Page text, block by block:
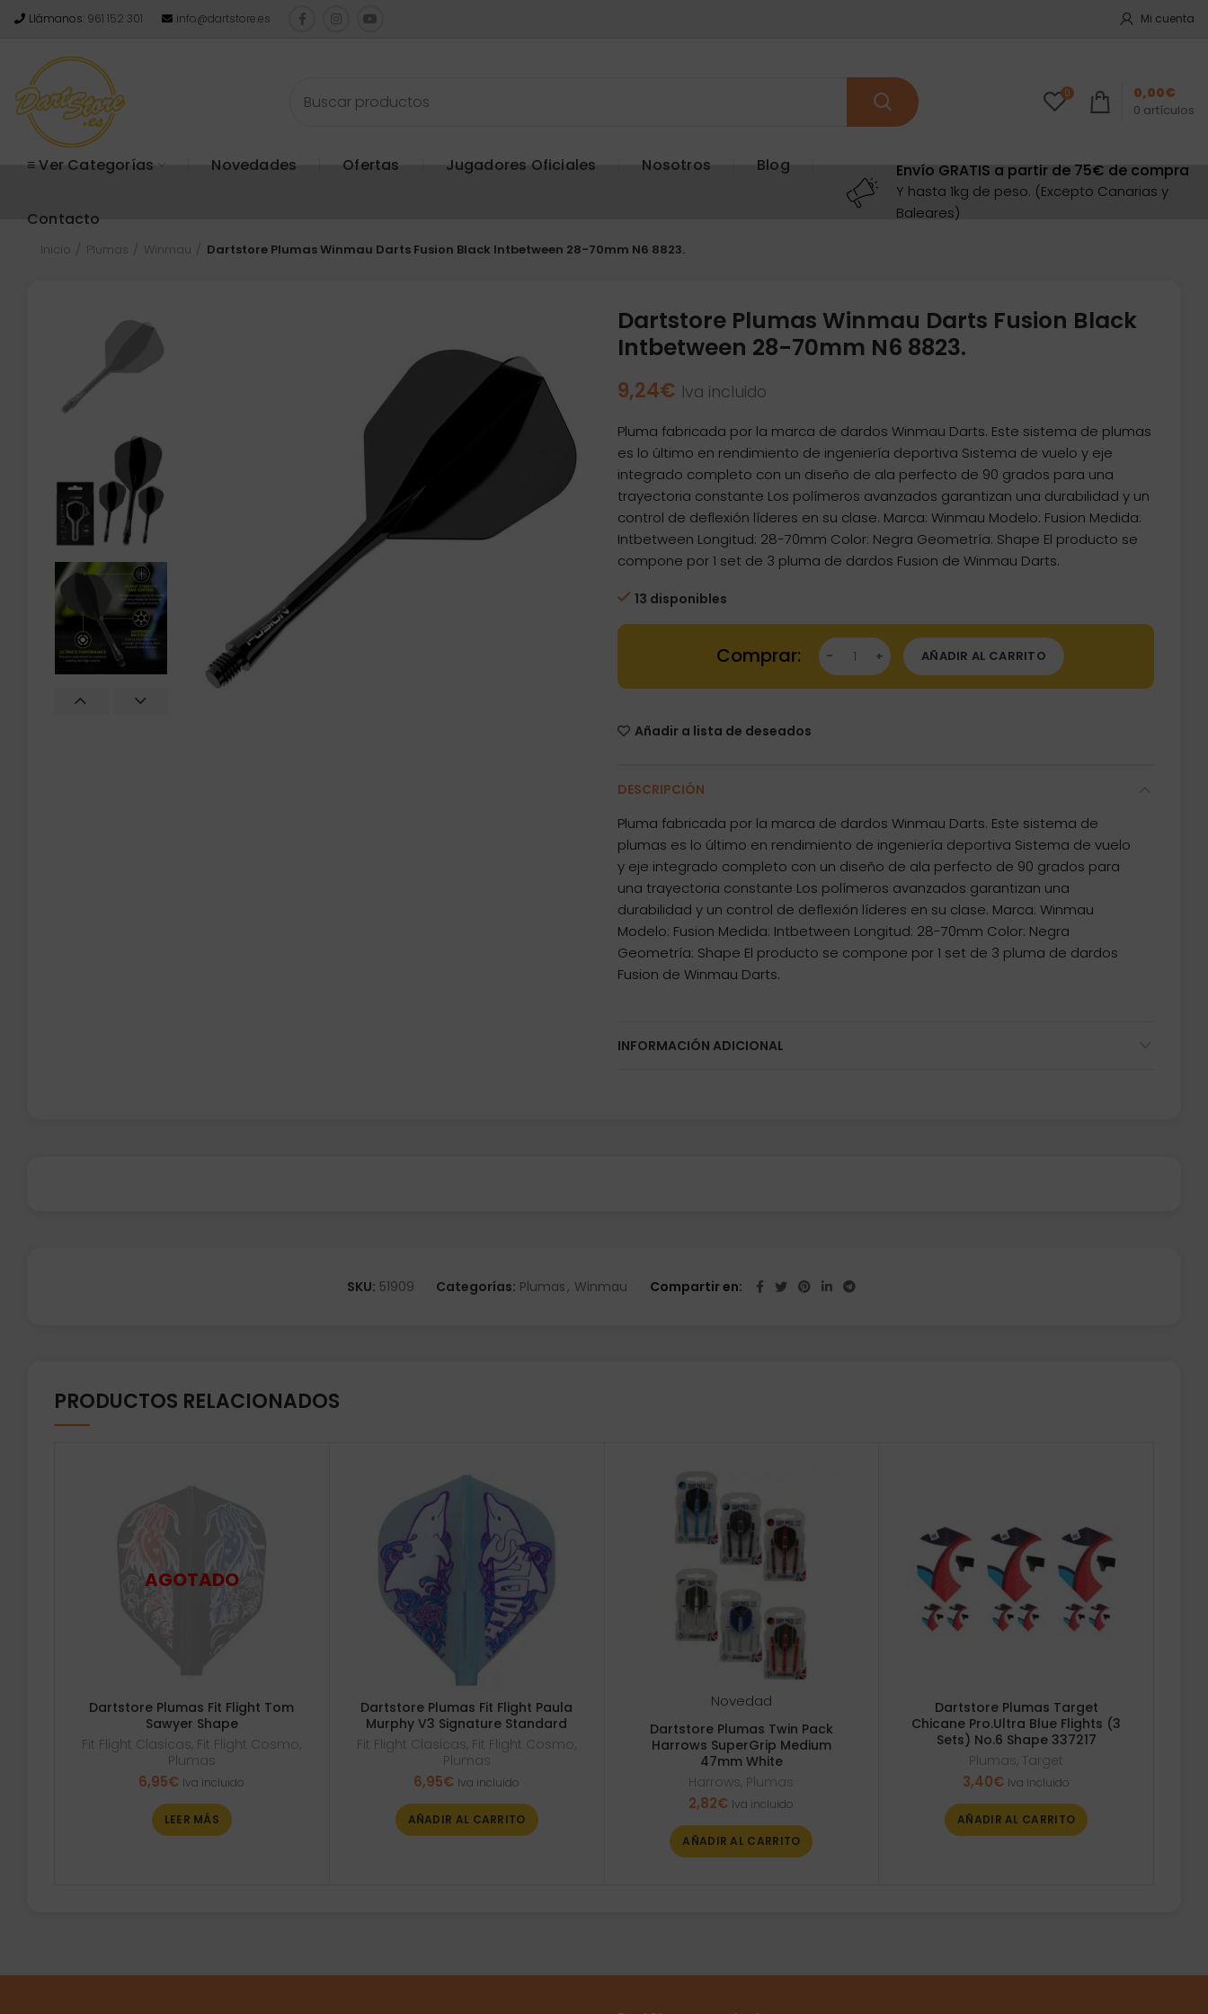
Llámanos: 961 152 301 info@dartstore.es Mi cuenta
0
0 artículos
0,00€
≡ Ver Categorías Novedades Ofertas Jugadores Oficiales Nosotros Blog
Contacto
Envío GRATIS a partir de 75€ de compra
Y hasta 1kg de peso. (Excepto Canarias y
Baleares)
Inicio Plumas Winmau Dartstore Plumas Winmau Darts Fusion Black Intbetween 28-70mm N6 8823.
Dartstore Plumas Winmau Darts Fusion Black
Intbetween 28-70mm N6 8823.
9,24€ Iva incluido
Pluma fabricada por la marca de dardos Winmau Darts. Este sistema de plumas
es lo último en rendimiento de ingeniería deportiva Sistema de vuelo y eje
integrado completo con un diseño de ala perfecto de 90 grados para una
trayectoria constante Los polímeros avanzados garantizan una durabilidad y un
control de deflexión líderes en su clase. Marca: Winmau Modelo: Fusion Medida:
Intbetween Longitud: 28-70mm Color: Negra Geometría: Shape El producto se
compone por 1 set de 3 pluma de dardos Fusion de Winmau Darts.
13 disponibles
Dartstore Plumas Winmau Darts Fusion Black Intbetween 28-70mm N6 8823.
AÑADIR AL CARRITO
Añadir a lista de deseados
DESCRIPCIÓN
Pluma fabricada por la marca de dardos Winmau Darts. Este sistema de
plumas es lo último en rendimiento de ingeniería deportiva Sistema de vuelo
y eje integrado completo con un diseño de ala perfecto de 90 grados para
una trayectoria constante Los polímeros avanzados garantizan una
durabilidad y un control de deflexión líderes en su clase. Marca: Winmau
Modelo: Fusion Medida: Intbetween Longitud: 28-70mm Color: Negra
Geometría: Shape El producto se compone por 1 set de 3 pluma de dardos
Fusion de Winmau Darts.
INFORMACIÓN ADICIONAL
SKU: 51909 Categorías: Plumas, Winmau Compartir en
PRODUCTOS RELACIONADOS
Dartstore Plumas Fit Flight Tom
Sawyer Shape
Fit Flight Clasicas, Fit Flight Cosmo,
Plumas
6,95€ Iva incluido
LEER MÁS
Dartstore Plumas Fit Flight Paula
Murphy V3 Signature Standard
Fit Flight Clasicas, Fit Flight Cosmo,
Plumas
6,95€ Iva incluido
AÑADIR AL CARRITO
Novedad
Dartstore Plumas Twin Pack
Harrows SuperGrip Medium
47mm White
Harrows, Plumas
2,82€ Iva incluido
AÑADIR AL CARRITO
Dartstore Plumas Target
Chicane Pro.Ultra Blue Flights (3
Sets) No.6 Shape 337217
Plumas, Target
3,40€ Iva incluido
AÑADIR AL CARRITO